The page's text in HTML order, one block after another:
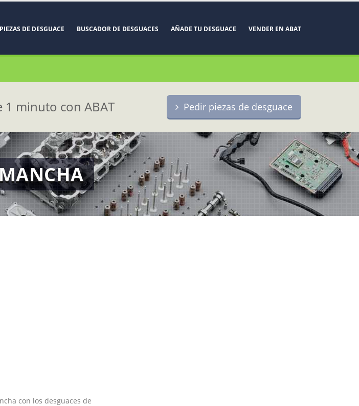
PIEZAS DE DESGUACE BUSCADOR DE DESGUACES AÑADE TU DESGUACE VENDER EN ABAT
minuto con ABAT Pedir piezas de desguace
con los desguaces de